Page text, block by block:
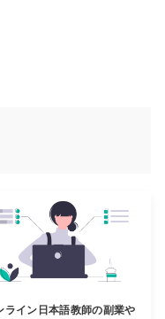
ライン日本語教師の副業や